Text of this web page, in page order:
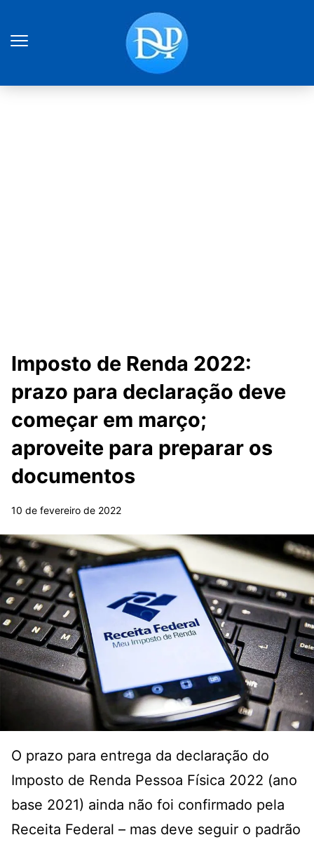
Imposto de Renda 2022:
prazo para declaração deve
começar em março;
aproveite para preparar os
documentos
10 de fevereiro de 2022
O prazo para entrega da declaração do
Imposto de Renda Pessoa Física 2022 (ano
base 2021) ainda não foi confirmado pela
Receita Federal – mas deve seguir o padrão